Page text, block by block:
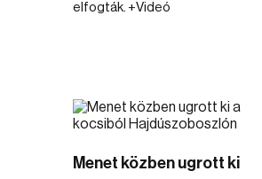
elfogták. +Videó
Menet közben ugrott ki